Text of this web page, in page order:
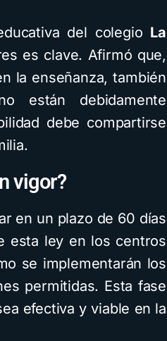
del colegio La
es clave. Afirmó que,
la enseñanza, también
están debidamente
debe compartirse
vigor?
en un plazo de 60 días
esta ley en los centros
se implementarán los
permitidas. Esta fase
efectiva y viable en la